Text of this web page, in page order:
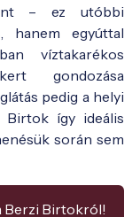
– ez utóbbi
hanem egyúttal
víztakarékos
gondozása
pedig a helyi
így ideális
során sem
Berzi Birtokról!